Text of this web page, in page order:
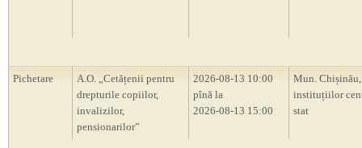
Pichetare
A.O. „Cetățenii pentru
drepturile copiilor,
invalizilor,
pensionarilor”
2026-08-13 10:00
pînă la
2026-08-13 15:00
Mun.
instituțiilor
stat